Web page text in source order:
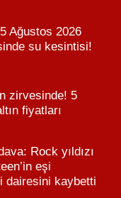
Ağustos 2026
su kesintisi!
zirvesinde! 5
fiyatları
Rock yıldızı
eşi
dairesini kaybetti